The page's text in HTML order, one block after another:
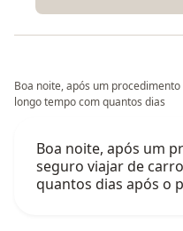
Boa noite, após um
longo tempo com quantos dias
Boa noite, após um
seguro viajar de
quantos dias após o